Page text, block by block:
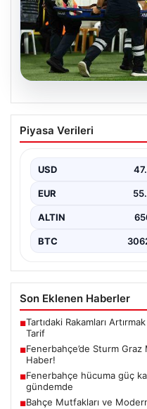
05.08.2026
Fenerbahçe’de
Oosterwolde’den
Almanya temsilcisi Sturm
Mücadele…
Piyasa Verileri
USD
EUR
ALTIN
BTC
Son Eklenen Haberler
■Tartıdaki Rakamları
Tarif
■Fenerbahçe’de Sturm
Haber!
■Fenerbahçe hücuma güç
gündemde
■Bahçe Mutfakları ve